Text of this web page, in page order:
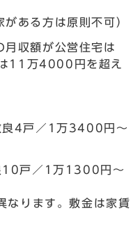
ある方は原則不可）
月収額が公営住宅は
11万4000円を超え
良4戸／1万3400円～
10戸／1万1300円～
なります。敷金は家賃